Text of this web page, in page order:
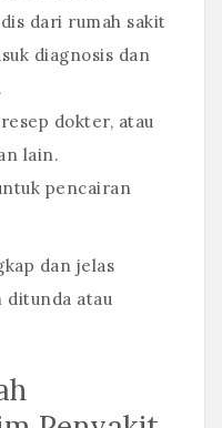
dari rumah sakit
diagnosis dan
dokter, atau
lain.
pencairan
dan jelas
atau